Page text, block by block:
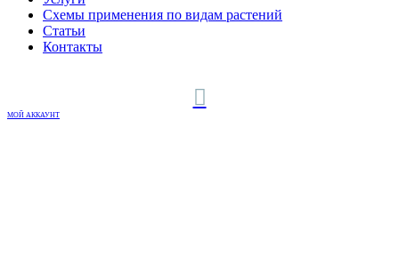
Схемы применения по видам растений
Статьи
Контакты
МОЙ АККАУНТ